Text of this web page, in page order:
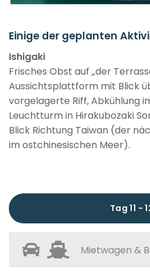
Einige der geplanten
Ishigaki
Frisches Obst auf „der
Aussichtsplattform mit Blick
vorgelagerte Riff, Abkühlung
Leuchtturm in Hirakubozaki
Blick Richtung Taiwan (der
im ostchinesischen Meer).
Tag 11 -
Mietwagen &